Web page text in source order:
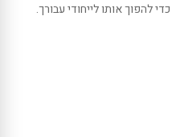
להפוך אותו לייחודי עבורך.